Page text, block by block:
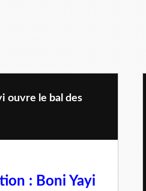
ouvre le bal des
: Boni Yayi